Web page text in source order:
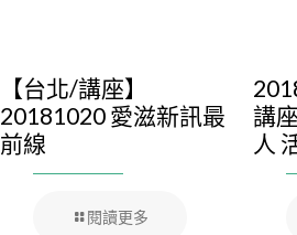
【台北/講座】
20181020 愛滋新訊最
前線
閱讀更多
講
人